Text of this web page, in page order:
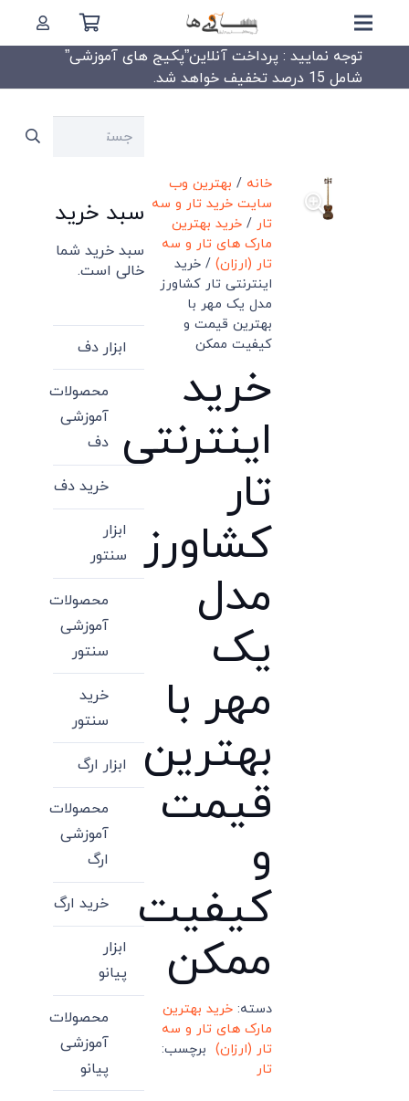
توجه نمایید : پرداخت آنلاین”پکیج های آموزشی”
شامل 15 درصد تخفیف خواهد شد.
خانه / بهترین وب
سایت خرید تار و سه
تار /خرید بهترین
مارک های تار و سه
تار (ارزان) / خرید
اینترنتی تار کشاورز
مدل یک مهر با
بهترین قیمت و
کیفیت ممکن
خرید
اینترنتی
تار
کشاورز
مدل
یک
مهر با
بهترین
قیمت
و
کیفیت
ممکن
دسته:خرید بهترین
مارک های تار و سه
تار (ارزان) برچسب:
تار
جستجو
سبد خرید
سبد خرید شما
خالی است.
ابزار دف
محصولات
آموزشی
دف
خرید دف
ابزار
سنتور
محصولات
آموزشی
سنتور
خرید
سنتور
ابزار ارگ
محصولات
آموزشی
ارگ
خرید ارگ
ابزار
پیانو
محصولات
آموزشی
پیانو